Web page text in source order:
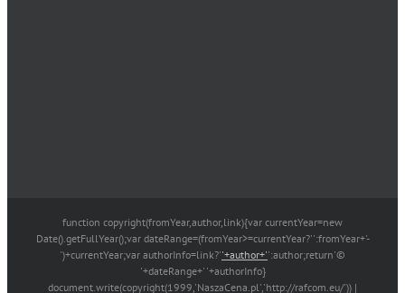
function copyright(fromYear,author,link){var currentYear=new
Date().getFullYear();var dateRange=(fromYear>=currentYear?'':fromYear+'-
')+currentYear;var authorInfo=link?''+author+'':author;return'©
'+dateRange+' '+authorInfo}
document.write(copyright(1999,'NaszaCena.pl','http://rafcom.eu/')) |